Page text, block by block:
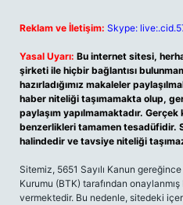
Reklam ve İletişim: Skype:
Yasal Uyarı: Bu internet sitesi,
şirketi ile hiçbir bağlantısı
hazırladığımız makaleler
haber niteliği taşımamakta olup,
paylaşım yapılmamaktadır.
benzerlikleri tamamen tesadüfidir.
halindedir ve tavsiye niteliği
Sitemiz, 5651 Sayılı Kanun
Kurumu (BTK) tarafından
vermektedir. Bu nedenle, sitedeki